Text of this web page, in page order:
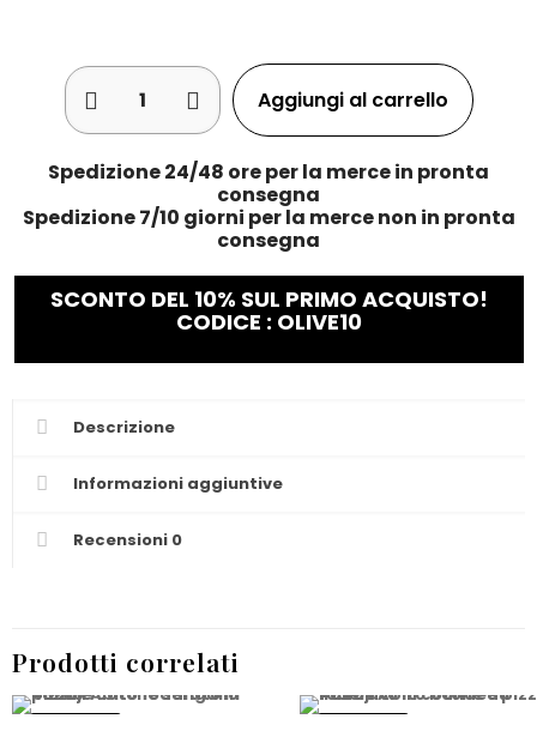
Aggiungi al carrello
Spedizione 24/48 ore per la merce in pronta
consegna
Spedizione 7/10 giorni per la merce non in pronta
consegna
SCONTO DEL 10% SUL PRIMO ACQUISTO!
CODICE : OLIVE10
Descrizione
Informazioni aggiuntive
Recensioni 0
Prodotti correlati